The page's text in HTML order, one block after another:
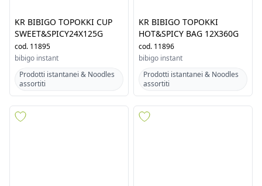
KR BIBIGO TOPOKKI CUP
SWEET&SPICY24X125G
cod. 11895
bibigo instant
Prodotti istantanei & Noodles
assortiti
KR BIBIGO TOPOKKI
HOT&SPICY BAG 12X360G
cod. 11896
bibigo instant
Prodotti istantanei & Noodles
assortiti